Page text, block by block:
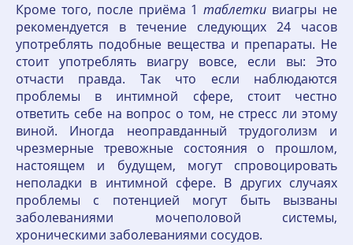
Кроме того, после приёма 1таблетки виагры не
рекомендуется в течение следующих 24 часов
употреблять подобные вещества и препараты. Не
стоит употреблять виагру вовсе, если вы: Это
отчасти правда. Так что если наблюдаются
проблемы в интимной сфере, стоит честно
ответить себе на вопрос о том, не стресс ли этому
виной. Иногда неоправданный трудоголизм и
чрезмерные тревожные состояния о прошлом,
настоящем и будущем, могут спровоцировать
неполадки в интимной сфере. В других случаях
проблемы с потенцией могут быть вызваны
заболеваниями мочеполовой системы,
хроническими заболеваниями сосудов.